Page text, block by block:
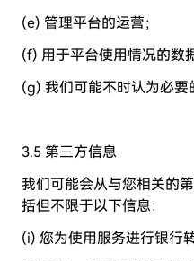
(e) 管理平台的运营；
(f) 用于平台使用情况的数
(g) 我们可能不时认为必要
3.5 第三方信息
我们可能会从与您相关的
括但不限于以下信息：
(i) 您为使用服务进行银行